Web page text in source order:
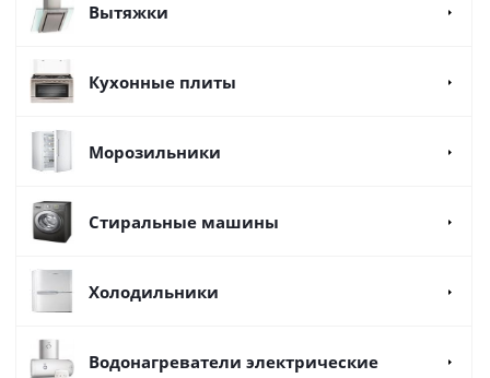
Вытяжки
Кухонные плиты
Морозильники
Стиральные машины
Холодильники
Водонагреватели электрические